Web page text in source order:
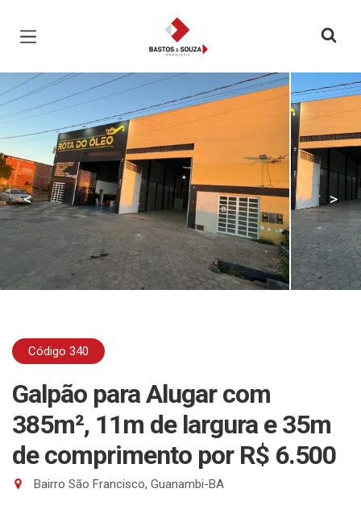
Página inicial
< >
Código 340
Galpão para Alugar com
385m², 11m de largura e 35m
de comprimento por R$ 6.500
Bairro São Francisco, Guanambi-BA